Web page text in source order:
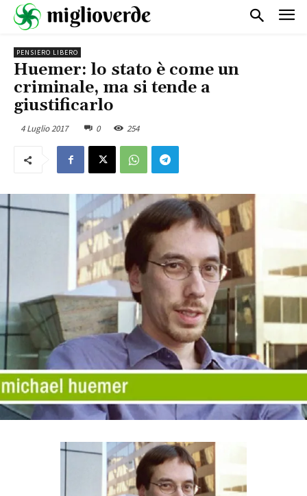
PENSIERO LIBERO
Huemer: lo stato è come un
criminale, ma si tende a
giustificarlo
4 Luglio 2017 0 254